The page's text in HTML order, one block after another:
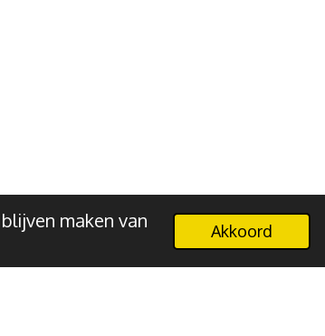
maken van
Akkoord